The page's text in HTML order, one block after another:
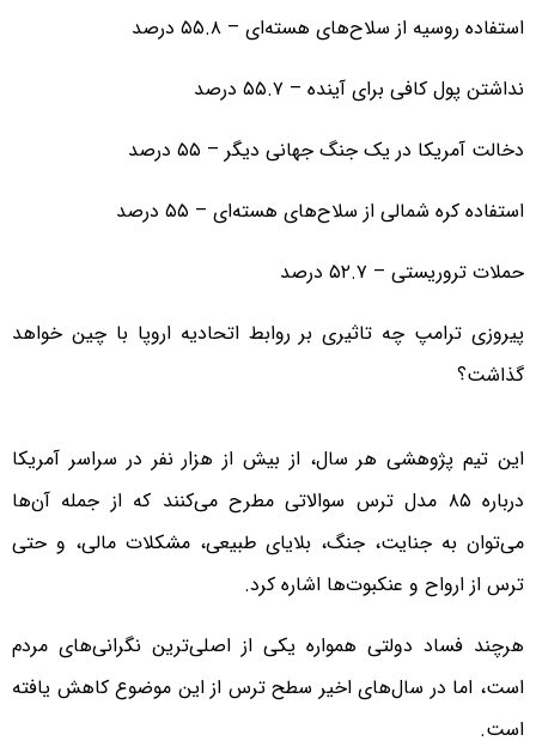
استفاده روسیه از سلاح‌های هسته‌ای – ۵۵.۸ درصد
نداشتن پول کافی برای آینده – ۵۵.۷ درصد
دخالت آمریکا در یک جنگ جهانی دیگر – ۵۵ درصد
استفاده کره شمالی از سلاح‌های هسته‌ای – ۵۵ درصد
حملات تروریستی – ۵۲.۷ درصد
پیروزی ترامپ چه تاثیری بر روابط اتحادیه اروپا با چین خواهد
گذاشت؟
این تیم پژوهشی هر سال، از بیش از هزار نفر در سراسر آمریکا
درباره ۸۵ مدل ترس سوالاتی مطرح می‌کنند که از جمله آن‌ها
می‌توان به جنایت، جنگ، بلایای طبیعی، مشکلات مالی، و حتی
ترس از ارواح و عنکبوت‌ها اشاره کرد.
هرچند فساد دولتی همواره یکی از اصلی‌ترین نگرانی‌های مردم
است، اما در سال‌های اخیر سطح ترس از این موضوع کاهش یافته
است.